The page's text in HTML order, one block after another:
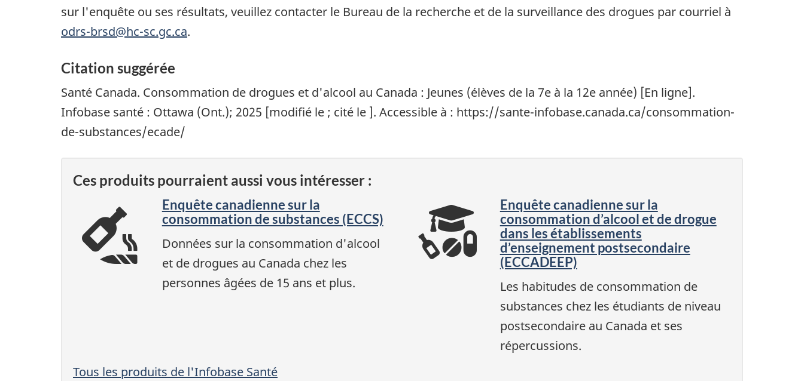
sur l'enquête ou ses résultats, veuillez contacter le Bureau de la recherche et de la surveillance des drogues par courriel à
odrs-brsd@hc-sc.gc.ca.
Citation suggérée
Santé Canada. Consommation de drogues et d'alcool au Canada : Jeunes (élèves de la 7e à la 12e année) [En ligne].
Infobase santé : Ottawa (Ont.); 2025 [modifié le ; cité le ]. Accessible à : https://sante-infobase.canada.ca/consommation-
de-substances/ecade/
Ces produits pourraient aussi vous intéresser :
Enquête canadienne sur la
consommation de substances (ECCS)
Données sur la consommation d'alcool
et de drogues au Canada chez les
personnes âgées de 15 ans et plus.
Enquête canadienne sur la
consommation d’alcool et de drogue
dans les établissements
d’enseignement postsecondaire
(ECCADEEP)
Les habitudes de consommation de
substances chez les étudiants de niveau
postsecondaire au Canada et ses
répercussions.
Tous les produits de l'Infobase Santé